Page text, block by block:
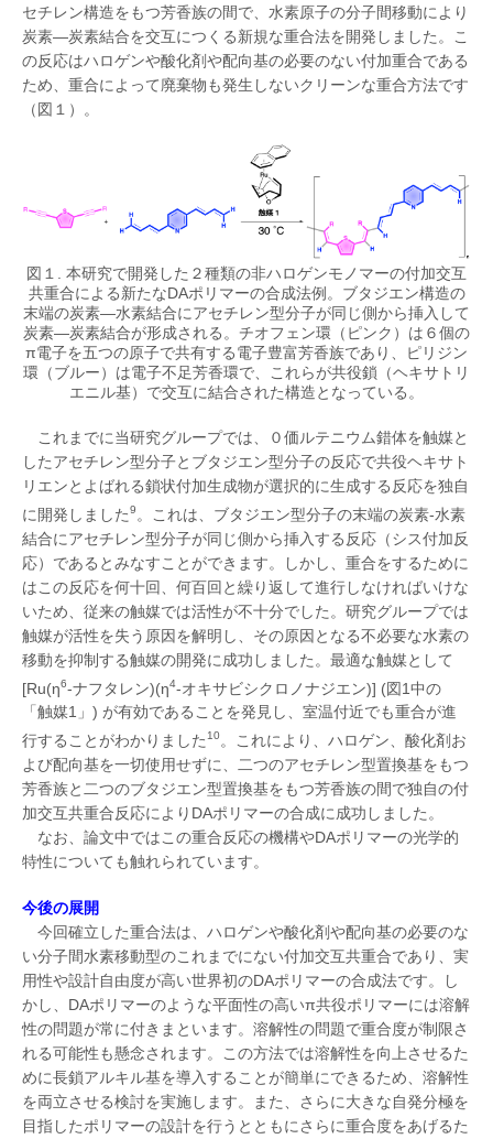
セチレン構造をもつ芳香族の間で、水素原子の分子間移動により
炭素―炭素結合を交互につくる新規な重合法を開発しました。こ
の反応はハロゲンや酸化剤や配向基の必要のない付加重合である
ため、重合によって廃棄物も発生しないクリーンな重合方法です
（図１）。
図１. 本研究で開発した２種類の非ハロゲンモノマーの付加交互
共重合による新たなDAポリマーの合成法例。ブタジエン構造の
末端の炭素―水素結合にアセチレン型分子が同じ側から挿入して
炭素―炭素結合が形成される。チオフェン環（ピンク）は６個の
π電子を五つの原子で共有する電子豊富芳香族であり、ピリジン
環（ブルー）は電子不足芳香環で、これらが共役鎖（ヘキサトリ
エニル基）で交互に結合された構造となっている。
これまでに当研究グループでは、０価ルテニウム錯体を触媒と
したアセチレン型分子とブタジエン型分子の反応で共役ヘキサト
リエンとよばれる鎖状付加生成物が選択的に生成する反応を独自
に開発しました9 。これは、ブタジエン型分子の末端の炭素-水素
結合にアセチレン型分子が同じ側から挿入する反応（シス付加反
応）であるとみなすことができます。しかし、重合をするために
はこの反応を何十回、何百回と繰り返して進行しなければいけな
いため、従来の触媒では活性が不十分でした。研究グループでは
触媒が活性を失う原因を解明し、その原因となる不必要な水素の
移動を抑制する触媒の開発に成功しました。最適な触媒として
[Ru(η6-ナフタレン)(η4-オキサビシクロノナジエン)] (図1中の
「触媒1」) が有効であることを発見し、室温付近でも重合が進
行することがわかりました10。これにより、ハロゲン、酸化剤お
よび配向基を一切使用せずに、二つのアセチレン型置換基をもつ
芳香族と二つのブタジエン型置換基をもつ芳香族の間で独自の付
加交互共重合反応によりDAポリマーの合成に成功しました。
なお、論文中ではこの重合反応の機構やDAポリマーの光学的
特性についても触れられています。
今後の展開
今回確立した重合法は、ハロゲンや酸化剤や配向基の必要のな
い分子間水素移動型のこれまでにない付加交互共重合であり、実
用性や設計自由度が高い世界初のDAポリマーの合成法です。し
かし、DAポリマーのような平面性の高いπ共役ポリマーには溶解
性の問題が常に付きまといます。溶解性の問題で重合度が制限さ
れる可能性も懸念されます。この方法では溶解性を向上させるた
めに長鎖アルキル基を導入することが簡単にできるため、溶解性
を両立させる検討を実施します。また、さらに大きな自発分極を
目指したポリマーの設計を行うとともにさらに重合度をあげるた